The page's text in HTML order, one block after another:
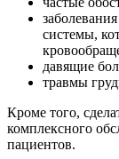
системы,
давящие
травмы
Кроме того,
комплексного
пациентов.